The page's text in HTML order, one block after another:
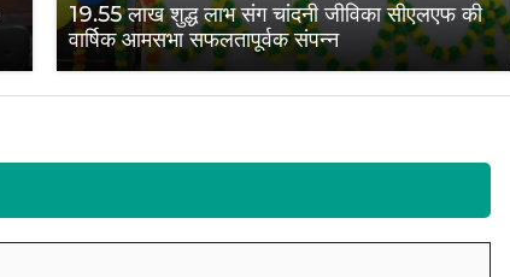
19.55 लाख शुद्ध लाभ संग चांदनी जीविका सीएलएफ की
वार्षिक आमसभा सफलतापूर्वक संपन्न